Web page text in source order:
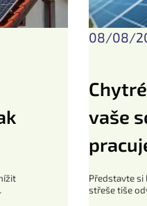
08/08/
vaše
Představte si
střeše tiše